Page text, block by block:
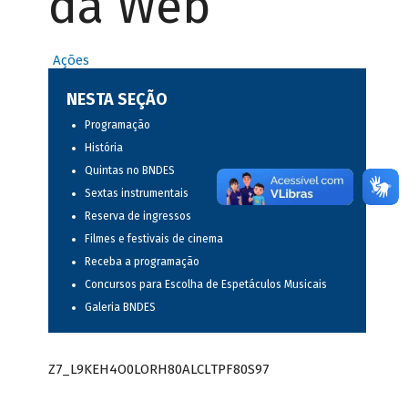
Ações
NESTA SEÇÃO
Programação
História
Quintas no BNDES
Sextas instrumentais
Reserva de ingressos
Filmes e festivais de cinema
Receba a programação
Concursos para Escolha de Espetáculos Musicais
Galeria BNDES
Z7_L9KEH4O0LORH80ALCLTPF80S97